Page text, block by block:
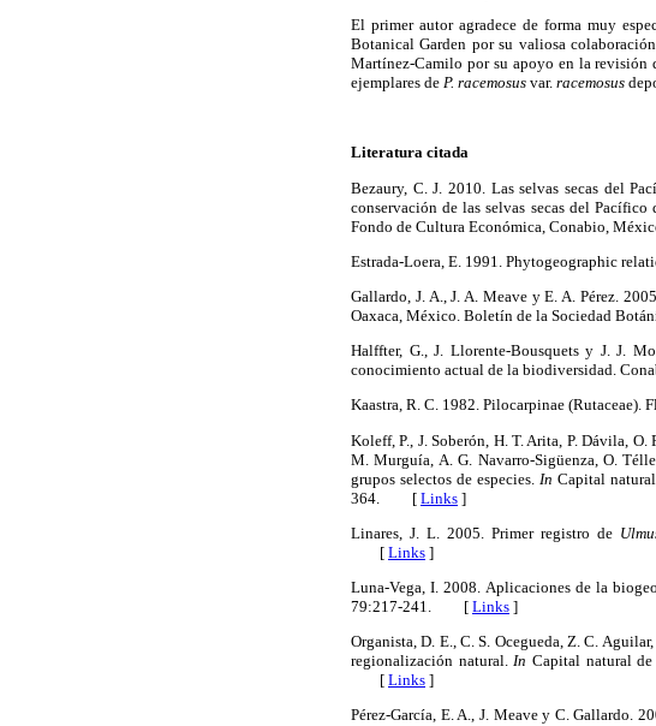
El primer autor agradece de forma muy
Botanical Garden por su valiosa
Martínez-Camilo por su apoyo en la revisión
ejemplares de P. racemosus var. racemosus
Literatura citada
Bezaury, C. J. 2010. Las selvas secas del
conservación de las selvas secas del
Fondo de Cultura Económica, Conabio,
Estrada-Loera, E. 1991. Phytogeographic
Gallardo, J. A., J. A. Meave y E. A. Pérez.
Oaxaca, México. Boletín de la Sociedad
Halffter, G., J. Llorente-Bousquets y J. J.
conocimiento actual de la biodiversidad.
Kaastra, R. C. 1982. Pilocarpinae
Koleff, P., J. Soberón, H. T. Arita, P. Dávila,
M. Murguía, A. G. Navarro-Sigüenza, O.
grupos selectos de especies. In Capital
364. [ Links ]
Linares, J. L. 2005. Primer registro de
[ Links ]
Luna-Vega, I. 2008. Aplicaciones de la
79:217-241. [ Links ]
Organista, D. E., C. S. Ocegueda, Z. C.
regionalización natural.In Capital natural
[ Links ]
Pérez-García, E. A., J. Meave y C. Gallardo.